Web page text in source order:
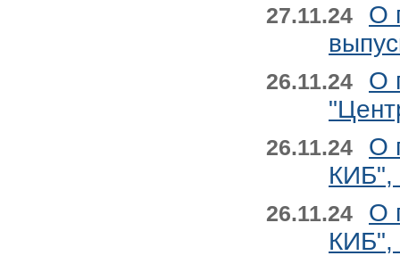
27.11.24
О
26.11.24
О
26.11.24
О
КИБ",
26.11.24
О
КИБ",